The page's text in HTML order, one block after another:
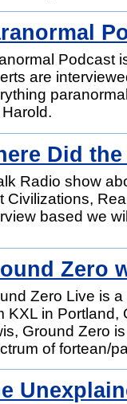
Podcast
are
Did
Radio show
Civilizations,
based we
Zero
Zero Live is
KXL in Portland,
Ground Zero
of fortean/